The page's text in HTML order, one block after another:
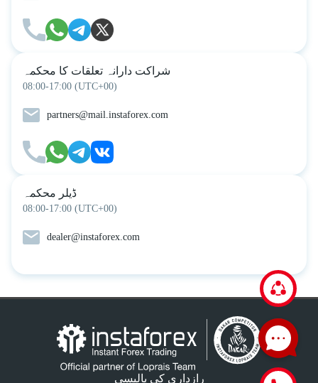
شراکت دارانہ تعلقات کا محکمہ
08:00-17:00 (UTC+00)
partners@mail.instaforex.com
ڈیلر محکمہ
08:00-17:00 (UTC+00)
dealer@instaforex.com
رازداری کی پالیسی